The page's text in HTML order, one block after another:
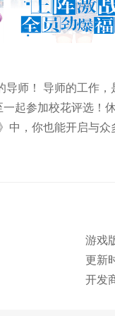
导师！ 导师的工作
起参加校花评选！
中，你也能开启与
游戏
更新
开发